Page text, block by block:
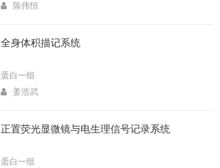
陈伟恒
全身体积描记系统
蛋白一组
姜浩武
正置荧光显微镜与电生理信号记录系统
蛋白一组